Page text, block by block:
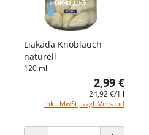
Liakada Knoblauch
naturell
120 ml
2,99 €
24,92 €/1 l
inkl. MwSt., zzgl. Versand